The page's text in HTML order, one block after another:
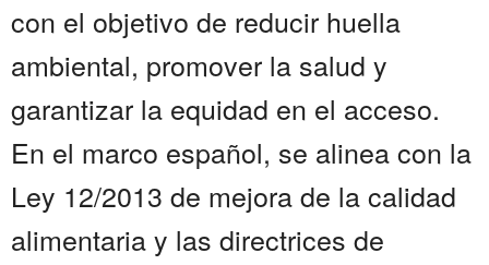
con el objetivo de reducir huella
ambiental, promover la salud y
garantizar la equidad en el acceso.
En el marco español, se alinea con la
Ley 12/2013 de mejora de la calidad
alimentaria y las directrices de